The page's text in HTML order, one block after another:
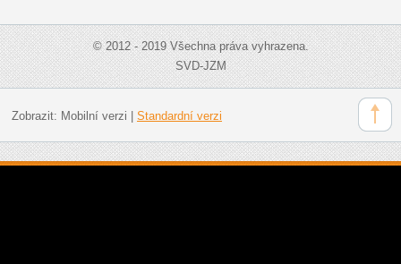
© 2012 - 2019 Všechna práva vyhrazena.
SVD-JZM
Zobrazit: Mobilní verzi Standardní verzi